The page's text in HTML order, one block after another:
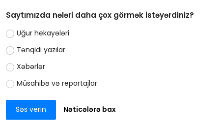
Saytımızda nələri daha çox görmək istəyərdiniz?
Uğur hekayələri
Tənqidi yazılar
Xəbərlər
Müsahibə və reportajlar
Səs verin Nəticələrə bax